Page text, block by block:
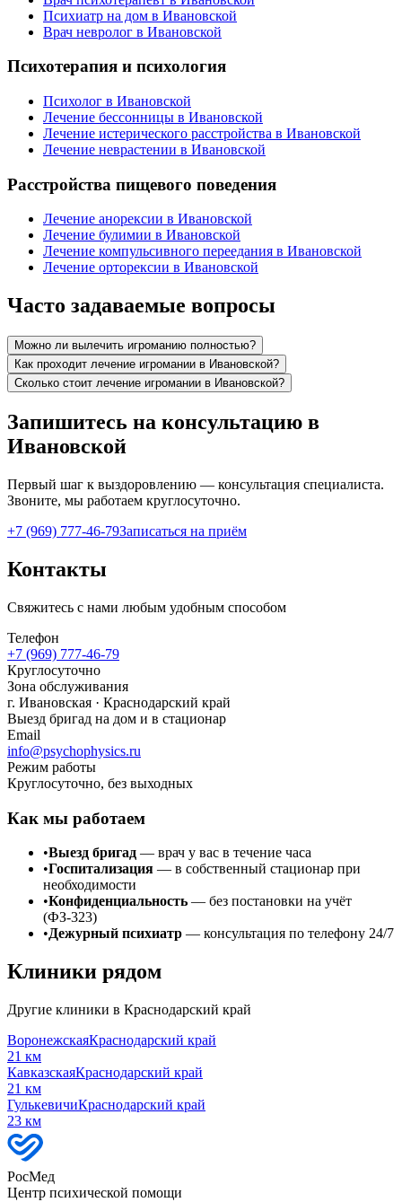
Психиатр на дом в Ивановской
Врач невролог в Ивановской
Психотерапия и психология
Психолог в Ивановской
Лечение бессонницы в Ивановской
Лечение истерического расстройства в Ивановской
Лечение неврастении в Ивановской
Расстройства пищевого поведения
Лечение анорексии в Ивановской
Лечение булимии в Ивановской
Лечение компульсивного переедания в Ивановской
Лечение орторексии в Ивановской
Часто задаваемые вопросы
Можно ли вылечить игроманию полностью?
Как проходит лечение игромании в Ивановской?
Сколько стоит лечение игромании в Ивановской?
Запишитесь на консультацию в
Ивановской
Первый шаг к выздоровлению — консультация специалиста.
Звоните, мы работаем круглосуточно.
+7 (969) 777-46-79Записаться на приём
Контакты
Свяжитесь с нами любым удобным способом
Телефон
+7 (969) 777-46-79
Круглосуточно
Зона обслуживания
г. Ивановская · Краснодарский край
Выезд бригад на дом и в стационар
Email
info@psychophysics.ru
Режим работы
Круглосуточно, без выходных
Как мы работаем
•Выезд бригад — врач у вас в течение часа
•Госпитализация — в собственный стационар при
необходимости
•Конфиденциальность — без постановки на учёт
(ФЗ-323)
•Дежурный психиатр — консультация по телефону 24/7
Клиники рядом
Другие клиники в Краснодарский край
ВоронежскаяКраснодарский край
21 км
КавказскаяКраснодарский край
21 км
ГулькевичиКраснодарский край
23 км
РосМед
Центр психической помощи